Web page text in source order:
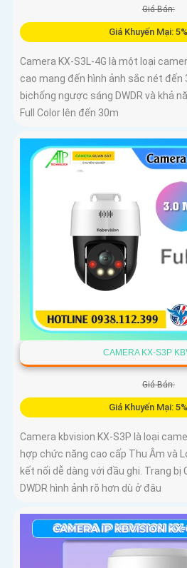
Giá Bán:
Giá Khuyến Mại:
Camera KX-S3L-4G là một loại
cao mang đến hình ảnh sắc nét đến
bịchống ngược sáng DWDR và khả
Full Color lên đến 30m
CAMERA KX-S3P
Giá Bán:
Giá Khuyến Mại:
Camera kbvision KX-S3P là loại
hợp chức năng cao cấp Thu Âm và
kết nối dễ dàng với đầu ghi. Trang bị
DWDR hình ảnh rõ hơn dù ở đâu